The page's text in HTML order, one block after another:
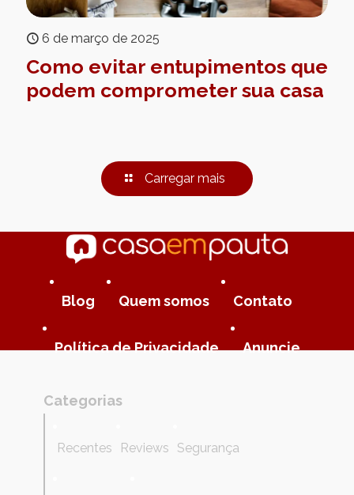
6 de março de 2025
Como evitar entupimentos que
podem comprometer sua casa
Carregar mais
Blog Quem somos Contato
Política de Privacidade Anuncie
Categorias
Recentes Reviews Segurança